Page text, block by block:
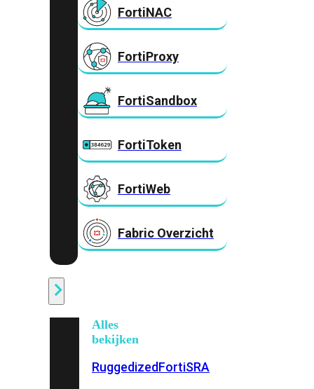
FortiNAC
FortiProxy
FortiSandbox
FortiToken
FortiWeb
Fabric Overzicht
Alles
bekijken
RuggedizedFortiSRA